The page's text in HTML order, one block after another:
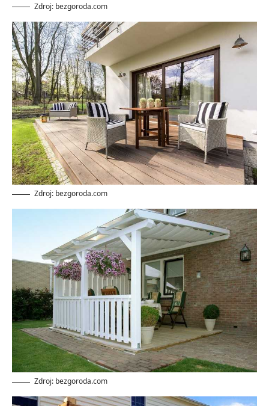
Zdroj: bezgoroda.com
Zdroj: bezgoroda.com
Zdroj: bezgoroda.com